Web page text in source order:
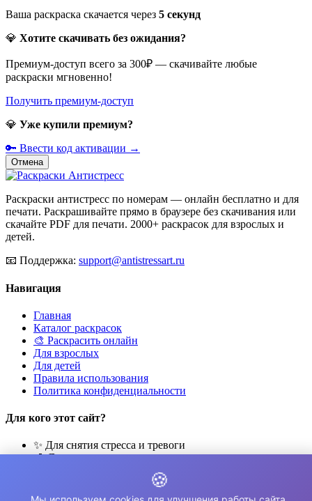
Ваша раскраска скачается через 5 секунд
💎 Хотите скачивать без ожидания?
Премиум-доступ всего за 300₽ — скачивайте любые
раскраски мгновенно!
Получить премиум-доступ
💎 Уже купили премиум?
🔑 Ввести код активации →
Отмена
Раскраски антистресс по номерам — онлайн бесплатно и для
печати. Раскрашивайте прямо в браузере без скачивания или
скачайте PDF для печати. 2000+ раскрасок для взрослых и
детей.
📧 Поддержка: support@antistressart.ru
Навигация
Главная
Каталог раскрасок
🎨 Раскрасить онлайн
Для взрослых
Для детей
Правила использования
Политика конфиденциальности
Для кого этот сайт?
✨ Для снятия стресса и тревоги
🎨 Для развития креативности
🧘 Для медитации и расслабления
👨‍👩‍👧‍👦 Для семейного досуга
🍪